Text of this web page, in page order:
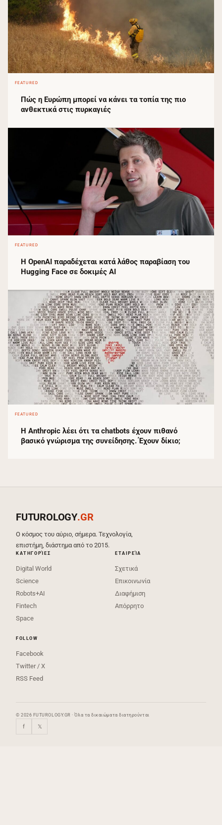
FEATURED
Πώς η Ευρώπη μπορεί να κάνει τα τοπία της πιο
ανθεκτικά στις πυρκαγιές
FEATURED
Η OpenAI παραδέχεται κατά λάθος παραβίαση του
Hugging Face σε δοκιμές AI
FEATURED
Η Anthropic λέει ότι τα chatbots έχουν πιθανό
βασικό γνώρισμα της συνείδησης. Έχουν δίκιο;
FUTUROLOGY.GR
Ο κόσμος του αύριο, σήμερα. Τεχνολογία,
επιστήμη, διάστημα από το 2015.
ΚΑΤΗΓΟΡΊΕΣ
Digital World
Science
Robots+AI
Fintech
Space
ΕΤΑΙΡΕΊΑ
Σχετικά
Επικοινωνία
Διαφήμιση
Απόρρητο
FOLLOW
Facebook
Twitter / X
RSS Feed
© 2026 FUTUROLOGY.GR · Όλα τα δικαιώματα διατηρούνται
f 𝕏